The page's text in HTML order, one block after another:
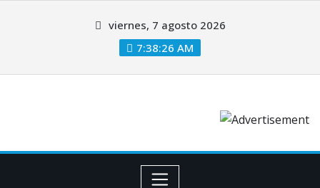
viernes, 7 agosto 2026
7:38:26 AM